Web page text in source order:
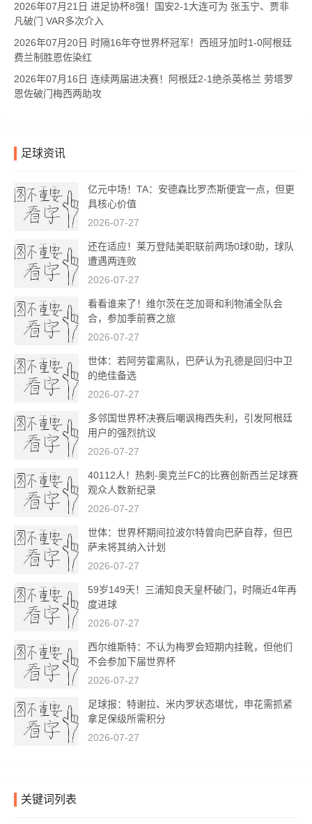
2026年07月21日 进足协杯8强！国安2-1大连可为 张玉宁、贾非
凡破门 VAR多次介入
2026年07月20日 时隔16年夺世界杯冠军！西班牙加时1-0阿根廷
费兰制胜恩佐染红
2026年07月16日 连续两届进决赛！阿根廷2-1绝杀英格兰 劳塔罗
恩佐破门梅西两助攻
足球资讯
亿元中场！TA：安德森比罗杰斯便宜一点，但更
具核心价值
2026-07-27
还在适应！莱万登陆美职联前两场0球0助，球队
遭遇两连败
2026-07-27
看看谁来了！维尔茨在芝加哥和利物浦全队会
合，参加季前赛之旅
2026-07-27
世体：若阿劳霍离队，巴萨认为孔德是回归中卫
的绝佳备选
2026-07-27
多邻国世界杯决赛后嘲讽梅西失利，引发阿根廷
用户的强烈抗议
2026-07-27
40112人！热刺-奥克兰FC的比赛创新西兰足球赛
观众人数新纪录
2026-07-27
世体：世界杯期间拉波尔特曾向巴萨自荐，但巴
萨未将其纳入计划
2026-07-27
59岁149天！三浦知良天皇杯破门，时隔近4年再
度进球
2026-07-27
西尔维斯特：不认为梅罗会短期内挂靴，但他们
不会参加下届世界杯
2026-07-27
足球报：特谢拉、米内罗状态堪忧，申花需抓紧
拿足保级所需积分
2026-07-27
关键词列表